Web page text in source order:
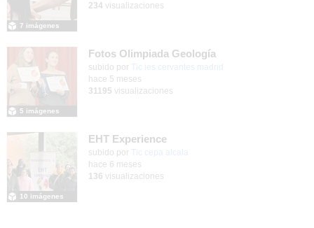
7 imágenes
234 visualizaciones
Fotos Olimpiada Geología
Contenido educativo.
subido por Tic ies cervantes madrid
5 imágenes
hace 5 meses
31195 visualizaciones
EHT Experience
subido por Tic cepa alcala
10 imágenes
hace 6 meses
136 visualizaciones